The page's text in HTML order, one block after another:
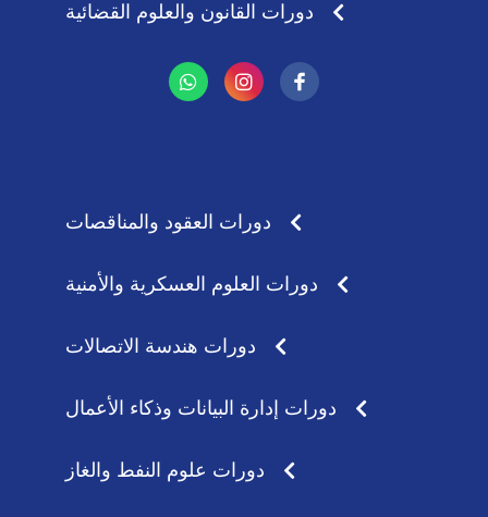
دورات القانون والعلوم القضائية
I
n
s
a
m
W
h
a
دورات العقود والمناقصات
دورات العلوم العسكرية والأمنية
دورات هندسة الاتصالات
دورات إدارة البيانات وذكاء الأعمال
دورات علوم النفط والغاز